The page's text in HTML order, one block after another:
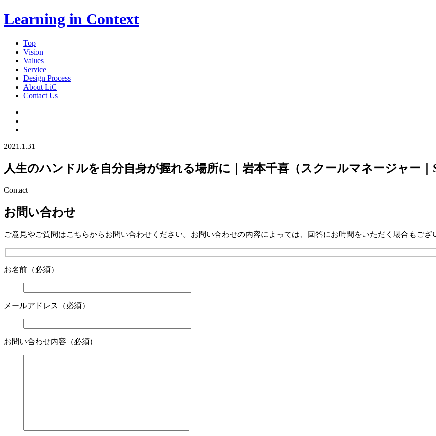
Learning in Context
Top
Vision
Values
Service
Design Process
About LiC
Contact Us
2021.1.31
人生のハンドルを自分自身が握れる場所に｜岩本千喜（スクールマネージャー
Contact
お問い合わせ
ご意見やご質問はこちらからお問い合わせください。お問い合わせの内容によっては、回答にお時間をいただく場合もござ
お名前 （必須）
メールアドレス （必須）
お問い合わせ内容 （必須）